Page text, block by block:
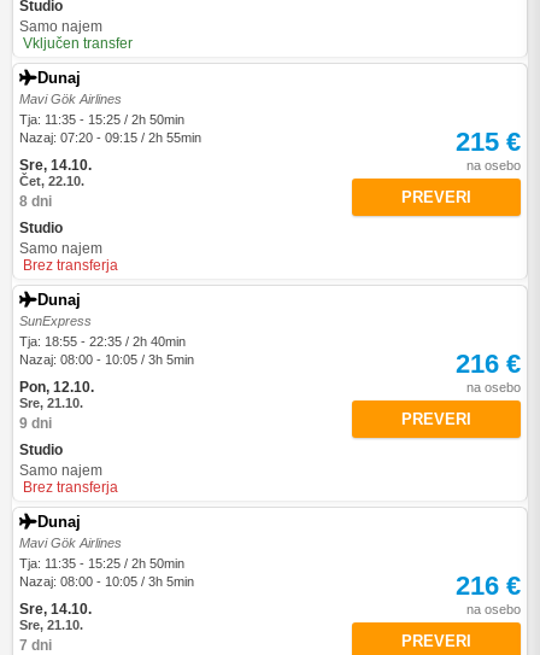
Studio
Samo najem
Vključen transfer
Dunaj
Mavi Gök Airlines
Tja: 11:35 - 15:25 / 2h 50min
Nazaj: 07:20 - 09:15 / 2h 55min
Sre, 14.10.
Čet, 22.10.
8 dni
Studio
Samo najem
Brez transferja
215 €
na osebo
PREVERI
Dunaj
SunExpress
Tja: 18:55 - 22:35 / 2h 40min
Nazaj: 08:00 - 10:05 / 3h 5min
Pon, 12.10.
Sre, 21.10.
9 dni
Studio
Samo najem
Brez transferja
216 €
na osebo
PREVERI
Dunaj
Mavi Gök Airlines
Tja: 11:35 - 15:25 / 2h 50min
Nazaj: 08:00 - 10:05 / 3h 5min
Sre, 14.10.
Sre, 21.10.
7 dni
216 €
na osebo
PREVERI